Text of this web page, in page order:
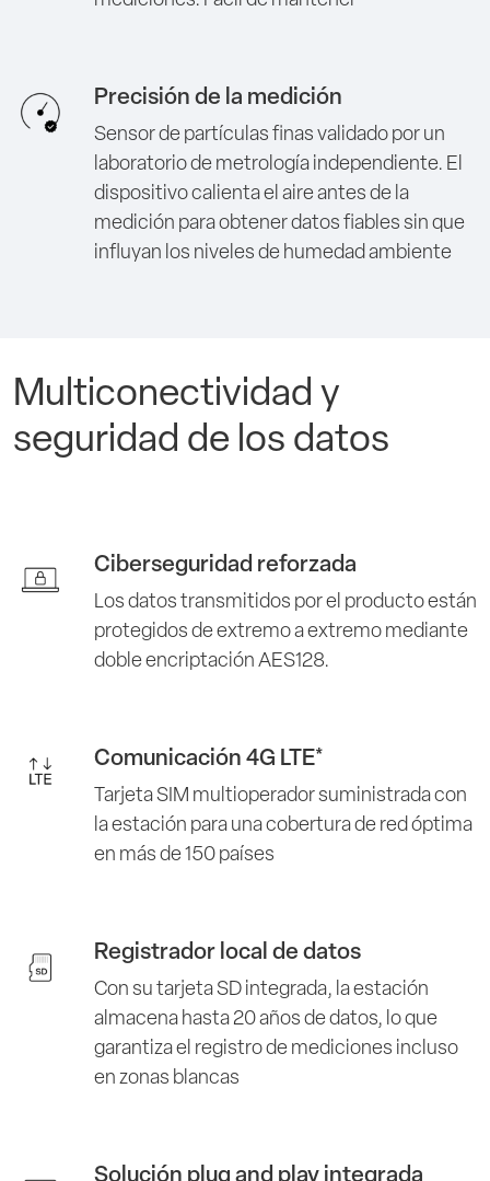
Precisión de la medición
Sensor de partículas finas validado por un
laboratorio de metrología independiente. El
dispositivo calienta el aire antes de la
medición para obtener datos fiables sin que
influyan los niveles de humedad ambiente
Multiconectividad y
seguridad de los datos
Ciberseguridad reforzada
Los datos transmitidos por el producto están
protegidos de extremo a extremo mediante
doble encriptación AES128.
Comunicación 4G LTE*
Tarjeta SIM multioperador suministrada con
la estación para una cobertura de red óptima
en más de 150 países
Registrador local de datos
Con su tarjeta SD integrada, la estación
almacena hasta 20 años de datos, lo que
garantiza el registro de mediciones incluso
en zonas blancas
Solución plug and play integrada